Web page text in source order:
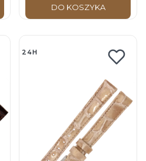
zegarkaDO KOSZYKA
24H